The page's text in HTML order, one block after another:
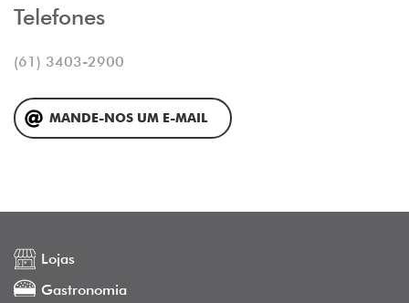
Telefones
(61) 3403-2900
MANDE-NOS UM E-MAIL
Lojas
Gastronomia